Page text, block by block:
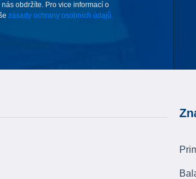
obdržíte. Pro vice informací o
zásady ochrany osobních údajů.